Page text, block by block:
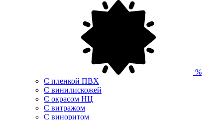
%
С пленкой ПВХ
С винилискожей
С окрасом НЦ
С витражом
С виноритом